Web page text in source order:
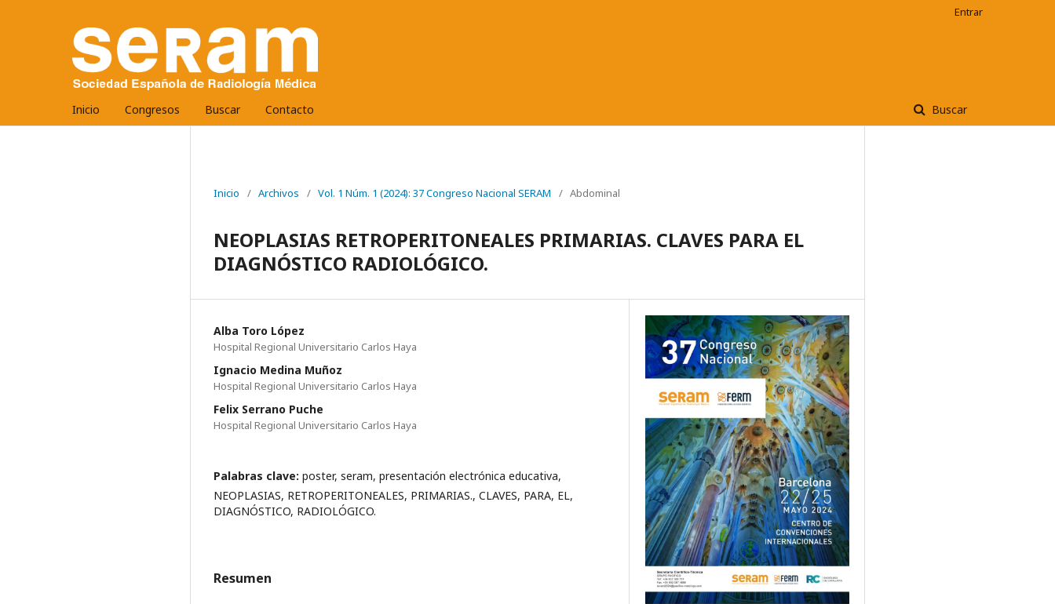
Inicio Congresos Buscar Contacto Buscar
Entrar
Inicio / Archivos / Vol. 1 Núm. 1 (2024): 37 Congreso Nacional SERAM / Abdominal
NEOPLASIAS RETROPERITONEALES PRIMARIAS. CLAVES PARA EL
DIAGNÓSTICO RADIOLÓGICO.
Alba Toro López
Hospital Regional Universitario Carlos Haya
Ignacio Medina Muñoz
Hospital Regional Universitario Carlos Haya
Felix Serrano Puche
Hospital Regional Universitario Carlos Haya
Palabras clave: poster, seram, presentación electrónica educativa,
NEOPLASIAS, RETROPERITONEALES, PRIMARIAS., CLAVES, PARA, EL,
DIAGNÓSTICO, RADIOLÓGICO.
Resumen